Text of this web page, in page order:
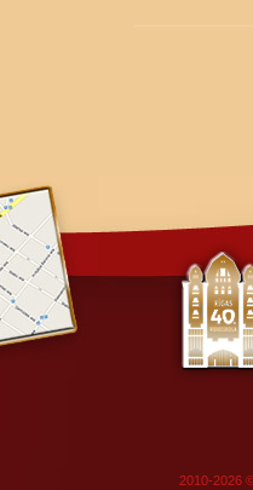
2010-2026